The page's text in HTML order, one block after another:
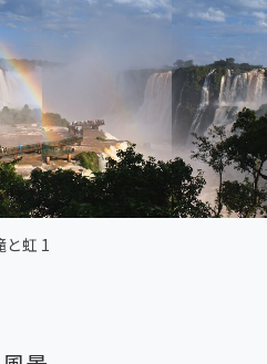
と虹 1